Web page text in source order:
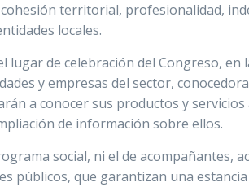
territorial, profesionalidad,
locales.
de celebración del Congreso, en
y empresas del sector,
a conocer sus productos y servicios
de información sobre ellos.
social, ni el de acompañantes,
públicos, que garantizan una estancia